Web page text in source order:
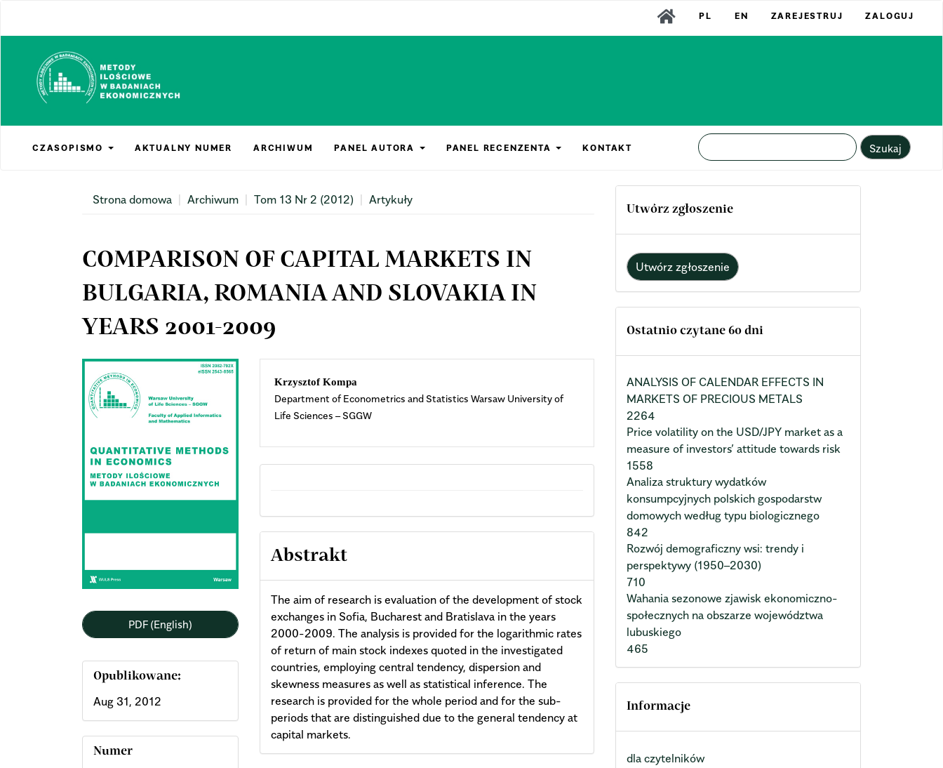
Content
Sidebar
PL EN ZAREJESTRUJ ZALOGUJ
CZASOPISMO AKTUALNY NUMER ARCHIWUM PANEL AUTORA PANEL RECENZENTA KONTAKT Szukaj
Strona domowa Archiwum Tom 13 Nr 2 (2012) Artykuły
COMPARISON OF CAPITAL MARKETS IN
BULGARIA, ROMANIA AND SLOVAKIA IN
YEARS 2001-2009
Article
Sidebar
PDF (English)
Opublikowane:
Aug 31, 2012
Numer
Main
Article
Content
Krzysztof Kompa
Department of Econometrics and Statistics Warsaw University of
Life Sciences – SGGW
Abstrakt
The aim of research is evaluation of the development of stock
exchanges in Sofia, Bucharest and Bratislava in the years
2000-2009. The analysis is provided for the logarithmic rates
of return of main stock indexes quoted in the investigated
countries, employing central tendency, dispersion and
skewness measures as well as statistical inference. The
research is provided for the whole period and for the sub-
periods that are distinguished due to the general tendency at
capital markets.
Utwórz zgłoszenie
Utwórz zgłoszenie
Ostatnio czytane 60 dni
ANALYSIS OF CALENDAR EFFECTS IN
MARKETS OF PRECIOUS METALS
2264
Price volatility on the USD/JPY market as a
measure of investors’ attitude towards risk
1558
Analiza struktury wydatków
konsumpcyjnych polskich gospodarstw
domowych według typu biologicznego
842
Rozwój demograficzny wsi: trendy i
perspektywy (1950–2030)
710
Wahania sezonowe zjawisk ekonomiczno-
społecznych na obszarze województwa
lubuskiego
465
Informacje
dla czytelników